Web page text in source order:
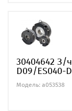
30404642 З/
D09/ES040-
Модель: a053538